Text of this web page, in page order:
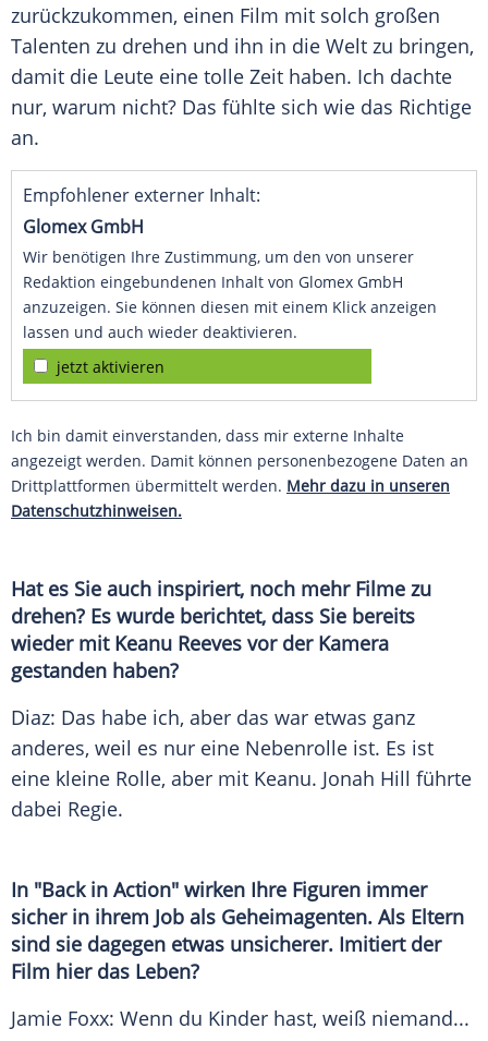
zurückzukommen, einen Film mit solch großen
Talenten zu drehen und ihn in die Welt zu bringen,
damit die Leute eine tolle Zeit haben. Ich dachte
nur, warum nicht? Das fühlte sich wie das Richtige
an.
Empfohlener externer Inhalt:
Glomex GmbH
Wir benötigen Ihre Zustimmung, um den von unserer
Redaktion eingebundenen Inhalt von Glomex GmbH
anzuzeigen. Sie können diesen mit einem Klick anzeigen
lassen und auch wieder deaktivieren.
jetzt aktivieren
Ich bin damit einverstanden, dass mir externe Inhalte
angezeigt werden. Damit können personenbezogene Daten an
Drittplattformen übermittelt werden. Mehr dazu in unseren
Datenschutzhinweisen.
Hat es Sie auch inspiriert, noch mehr Filme zu
drehen? Es wurde berichtet, dass Sie bereits
wieder mit Keanu Reeves vor der Kamera
gestanden haben?
Diaz: Das habe ich, aber das war etwas ganz
anderes, weil es nur eine Nebenrolle ist. Es ist
eine kleine Rolle, aber mit Keanu. Jonah Hill führte
dabei Regie.
In "Back in Action" wirken Ihre Figuren immer
sicher in ihrem Job als Geheimagenten. Als Eltern
sind sie dagegen etwas unsicherer. Imitiert der
Film hier das Leben?
Jamie Foxx: Wenn du Kinder hast, weiß niemand...